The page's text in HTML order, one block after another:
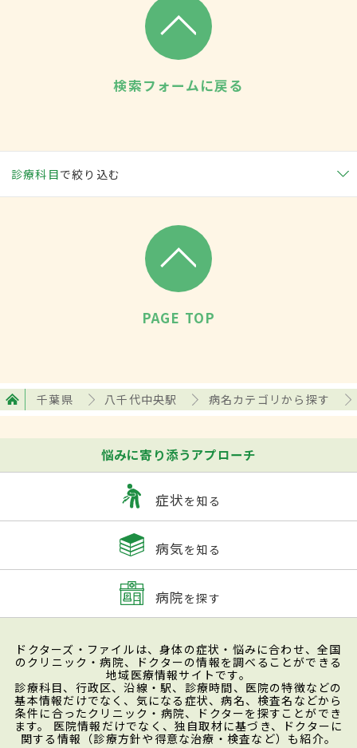
検索フォームに戻る
診療科目で絞り込む
PAGE TOP
千葉県 八千代中央駅 病名カテゴリから探す
悩みに寄り添うアプローチ
症状を知る
病気を知る
病院を探す
ドクターズ・ファイルは、身体の症状・悩みに合わせ、全国
のクリニック・病院、ドクターの情報を調べることができる
地域医療情報サイトです。
診療科目、行政区、沿線・駅、診療時間、医院の特徴などの
基本情報だけでなく、気になる症状、病名、検査名などから
条件に合ったクリニック・病院、ドクターを探すことができ
ます。 医院情報だけでなく、独自取材に基づき、ドクターに
関する情報（診療方針や得意な治療・検査など）も紹介。